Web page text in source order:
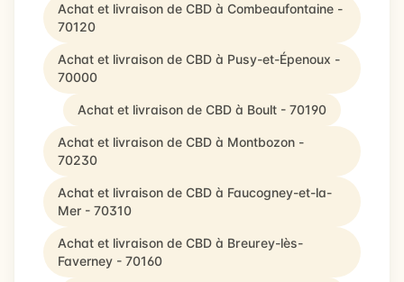
Achat et livraison de CBD à Combeaufontaine -
70120
Achat et livraison de CBD à Pusy-et-Épenoux -
70000
Achat et livraison de CBD à Boult - 70190
Achat et livraison de CBD à Montbozon -
70230
Achat et livraison de CBD à Faucogney-et-la-
Mer - 70310
Achat et livraison de CBD à Breurey-lès-
Faverney - 70160